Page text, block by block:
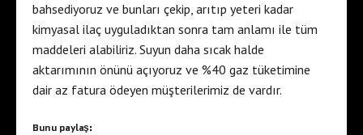
bahsediyoruz ve bunları çekip, arıtıp yeteri kadar
kimyasal ilaç uyguladıktan sonra tam anlamı ile tüm
maddeleri alabiliriz. Suyun daha sıcak halde
aktarımının önünü açıyoruz ve %40 gaz tüketimine
dair az fatura ödeyen müşterilerimiz de vardır.
Bunu paylaş: